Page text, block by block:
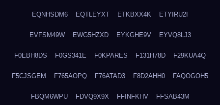
EQNHSDM6 EQTLEYXT ETKBXX4K ETYIRU2I
EVFSM49W EWG5HZXD EYKGHE9V EYVQ8LJ3
F0EBH8DS F0GS341E F0KPARES F131H78D F29KUA4Q
F5CJSGEM F765AOPQ F76ATAD3 F8D2AHH0 FAQOGOH5
FBQM6WPU FDVQ9X9X FFINFKHV FFSAB43M